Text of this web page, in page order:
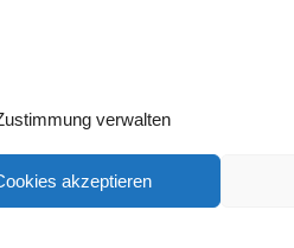
verwalten
akzeptieren